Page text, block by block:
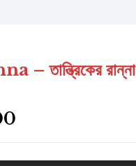
তান্ত্রিকের রান্না